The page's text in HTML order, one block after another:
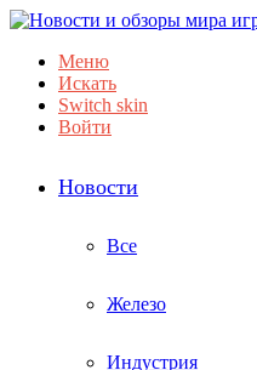
Меню
Искать
Switch skin
Войти
Новости
Все
Железо
Индустрия